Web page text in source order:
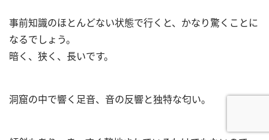
事前知識のほとんどない状態で行くと、かなり驚くことに
なるでしょう。
暗く、狭く、長いです。
洞窟の中で響く足音、音の反響と独特な匂い。